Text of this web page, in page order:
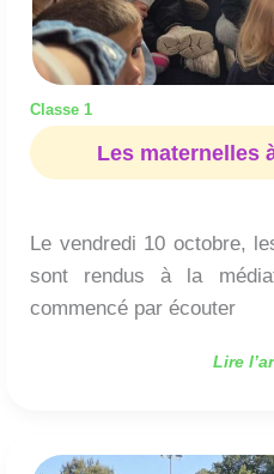
Classe 1
Les maternelles
Le vendredi 10 octobre,
sont rendus à la
commencé par écouter
Lire
Cross